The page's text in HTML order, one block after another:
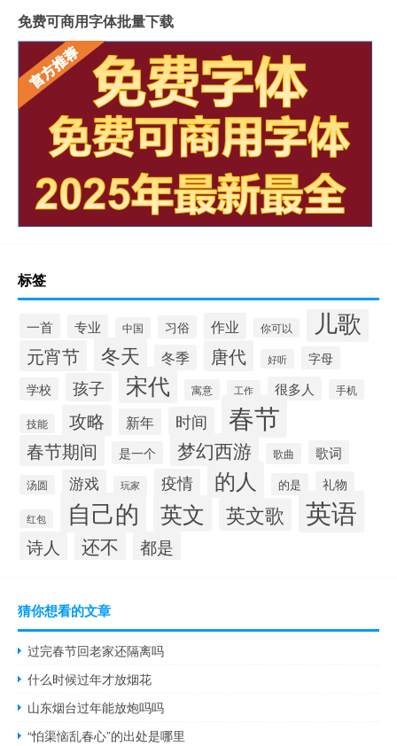
免费可商用字体批量下载
标签
一首 专业 中国 习俗 作业 你可以 儿歌
元宵节 冬天 冬季 唐代 好听
字母
学校
孩子 宋代 寓意 工作 很多人 手机
技能 攻略 新年 时间 春节
春节期间 是一个 梦幻西游 歌曲 歌词
汤圆 游戏 玩家 疫情 的人 的是 礼物
红包 自己的 英文 英文歌 英语
诗人 还不 都是
猜你想看的文章
过完春节回老家还隔离吗
什么时候过年才放烟花
山东烟台过年能放炮吗吗
“怕渠恼乱春心”的出处是哪里